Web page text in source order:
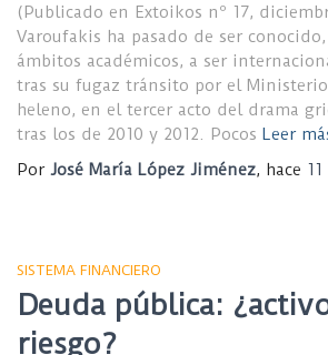
(Publicado en Extoikos nº 17,
Varoufakis ha pasado de ser
ámbitos académicos, a ser
tras su fugaz tránsito por el
heleno, en el tercer acto del drama
tras los de 2010 y 2012. Pocos Leer
Por José María López Jiménez, hace
SISTEMA FINANCIERO
Deuda pública:
riesgo?